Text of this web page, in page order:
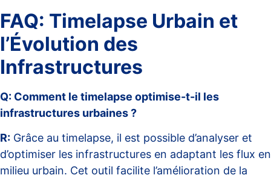
FAQ: Timelapse Urbain et
l’Évolution des
Infrastructures
Q: Comment le timelapse optimise-t-il les
infrastructures urbaines ?
R: Grâce au timelapse, il est possible d’analyser et
d’optimiser les infrastructures en adaptant les flux en
milieu urbain. Cet outil facilite l’amélioration de la